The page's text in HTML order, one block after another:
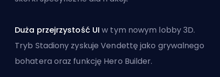
Duża przejrzystość UI w tym nowym lobby 3D.
Tryb Stadiony zyskuje Vendettę jako grywalnego
bohatera oraz funkcję Hero Builder.